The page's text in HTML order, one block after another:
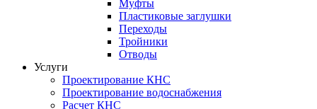
Муфты
Пластиковые заглушки
Переходы
Тройники
Отводы
Услуги
Проектирование КНС
Проектирование водоснабжения
Расчет КНС